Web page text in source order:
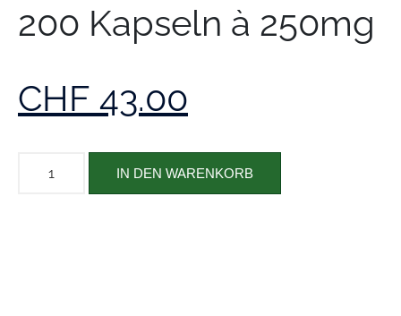
200 Kapseln à 250mg
CHF 43.00
IN DEN WARENKORB